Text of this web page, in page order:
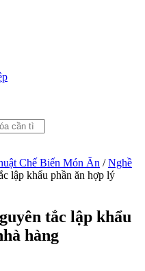
Chế Biến Món Ăn / Nghề
lập khẩu phần ăn hợp lý
tắc lập khẩu
hàng